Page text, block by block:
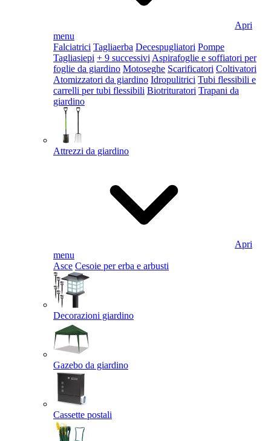
Apri
menu
Falciatrici Tagliaerba Decespugliatori Pompe
Tagliasiepi + 9 successivi Aspirafoglie e soffiatori per
foglie da giardino Motoseghe Scarificatori Coltivatori
Atomizzatori da giardino Idropulitrici Tubi flessibili e
carrelli per tubi flessibili Biotrituratori Trapani da
giardino
Attrezzi da giardino
Apri
menu
Asce Cesoie per erba e arbusti
Decorazioni giardino
Gazebo da giardino
Cassette postali